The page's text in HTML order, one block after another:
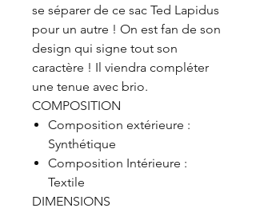
se séparer de ce sac Ted Lapidus
pour un autre ! On est fan de son
design qui signe tout son
caractère ! Il viendra compléter
une tenue avec brio.
COMPOSITION
Composition extérieure :
Synthétique
Composition Intérieure :
Textile
DIMENSIONS